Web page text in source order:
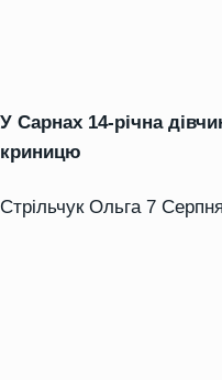
У Сарнах 14-річна
криницю
Стрільчук Ольга 7